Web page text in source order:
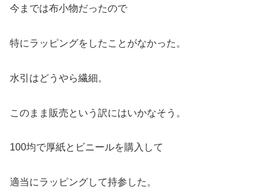
今までは布小物だったので
特にラッピングをしたことがなかった。
水引はどうやら繊細。
このまま販売という訳にはいかなそう。
100均で厚紙とビニールを購入して
適当にラッピングして持参した。